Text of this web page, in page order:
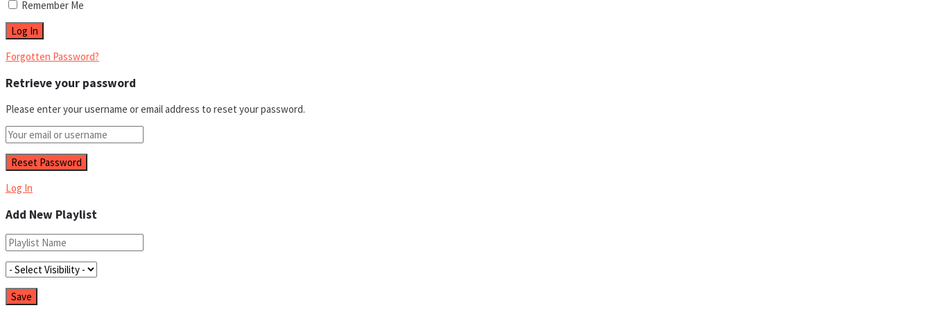
Remember Me
Forgotten Password?
Retrieve your password
Please enter your username or email address to reset your password.
Log In
Add New Playlist